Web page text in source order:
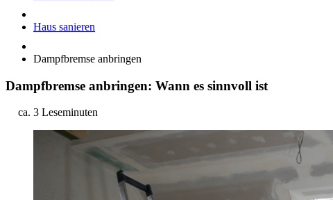
Haus sanieren
Dampfbremse anbringen
Dampfbremse anbringen: Wann es sinnvoll ist
ca. 3 Leseminuten